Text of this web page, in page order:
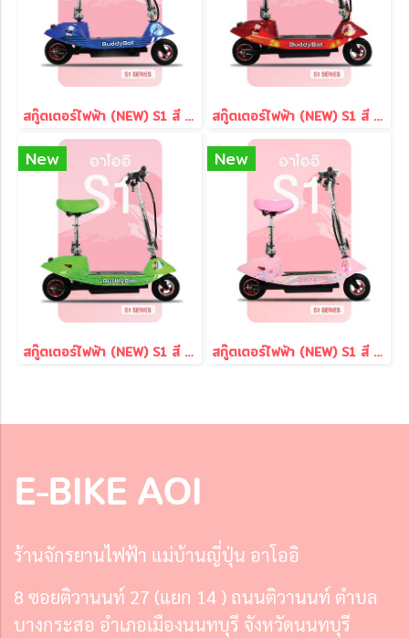
สกู๊ตเตอร์ไฟฟ้า (NEW) S1 สี Blue สกู๊ตเตอร์ไฟฟ้า (NEW) S1 สี Red
New
สกู๊ตเตอร์ไฟฟ้า (NEW) S1 สี Green
New
สกู๊ตเตอร์ไฟฟ้า (NEW) S1 สี Pink
E-BIKE AOI
ร้านจักรยานไฟฟ้า แม่บ้านญี่ปุ่น อาโออิ
8 ซอยติวานนท์ 27 (แยก 14 ) ถนนติวานนท์ ตำบล
บางกระสอ อำเภอเมืองนนทบุรี จังหวัดนนทบุรี